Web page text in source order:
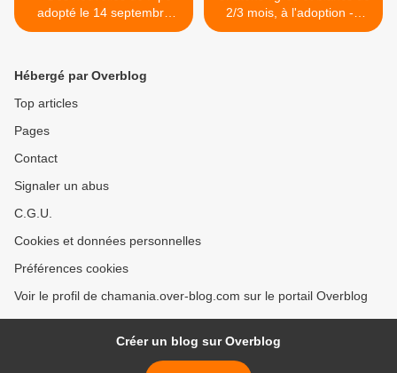
adopté le 14 septembre
2019 !
2/3 mois, à l'adoption ->
adoptés >
Hébergé par Overblog
Top articles
Pages
Contact
Signaler un abus
C.G.U.
Cookies et données personnelles
Préférences cookies
Voir le profil de chamania.over-blog.com sur le portail Overblog
Créer un blog sur Overblog